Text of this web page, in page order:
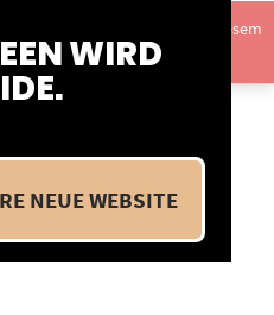
WIRD
NEUE WEBSITE
wir uns im Betriebsurlaub. In diesem
statt.Ausblenden